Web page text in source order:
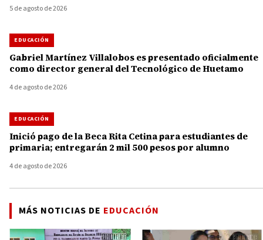
5 de agosto de 2026
EDUCACIÓN
Gabriel Martínez Villalobos es presentado oficialmente
como director general del Tecnológico de Huetamo
4 de agosto de 2026
EDUCACIÓN
Inició pago de la Beca Rita Cetina para estudiantes de
primaria; entregarán 2 mil 500 pesos por alumno
4 de agosto de 2026
MÁS NOTICIAS DE EDUCACIÓN